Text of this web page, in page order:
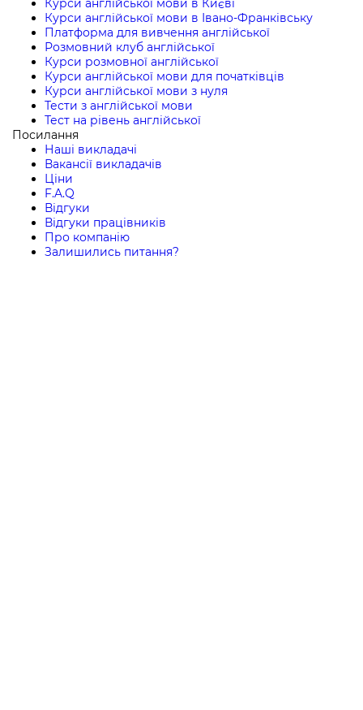
Курси англійської мови в Києві
Курси англійської мови в Івано-Франківську
Платформа для вивчення англійської
Розмовний клуб англійської
Курси розмовної англійської
Курси англійської мови для початківців
Курси англійської мови з нуля
Тести з англійської мови
Тест на рівень англійської
Посилання
Наші викладачі
Вакансії викладачів
Ціни
F.A.Q
Відгуки
Відгуки працівників
Про компанію
Залишились питання?